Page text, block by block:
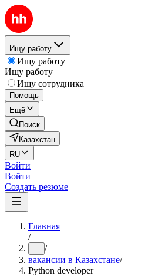
Ищу работу
Ищу работу
Ищу работу
Ищу сотрудника
Помощь
Ещё
Поиск
Казахстан
RU
Войти
Войти
Создать резюме
Главная
/
... /
вакансии в Казахстане/
Python developer